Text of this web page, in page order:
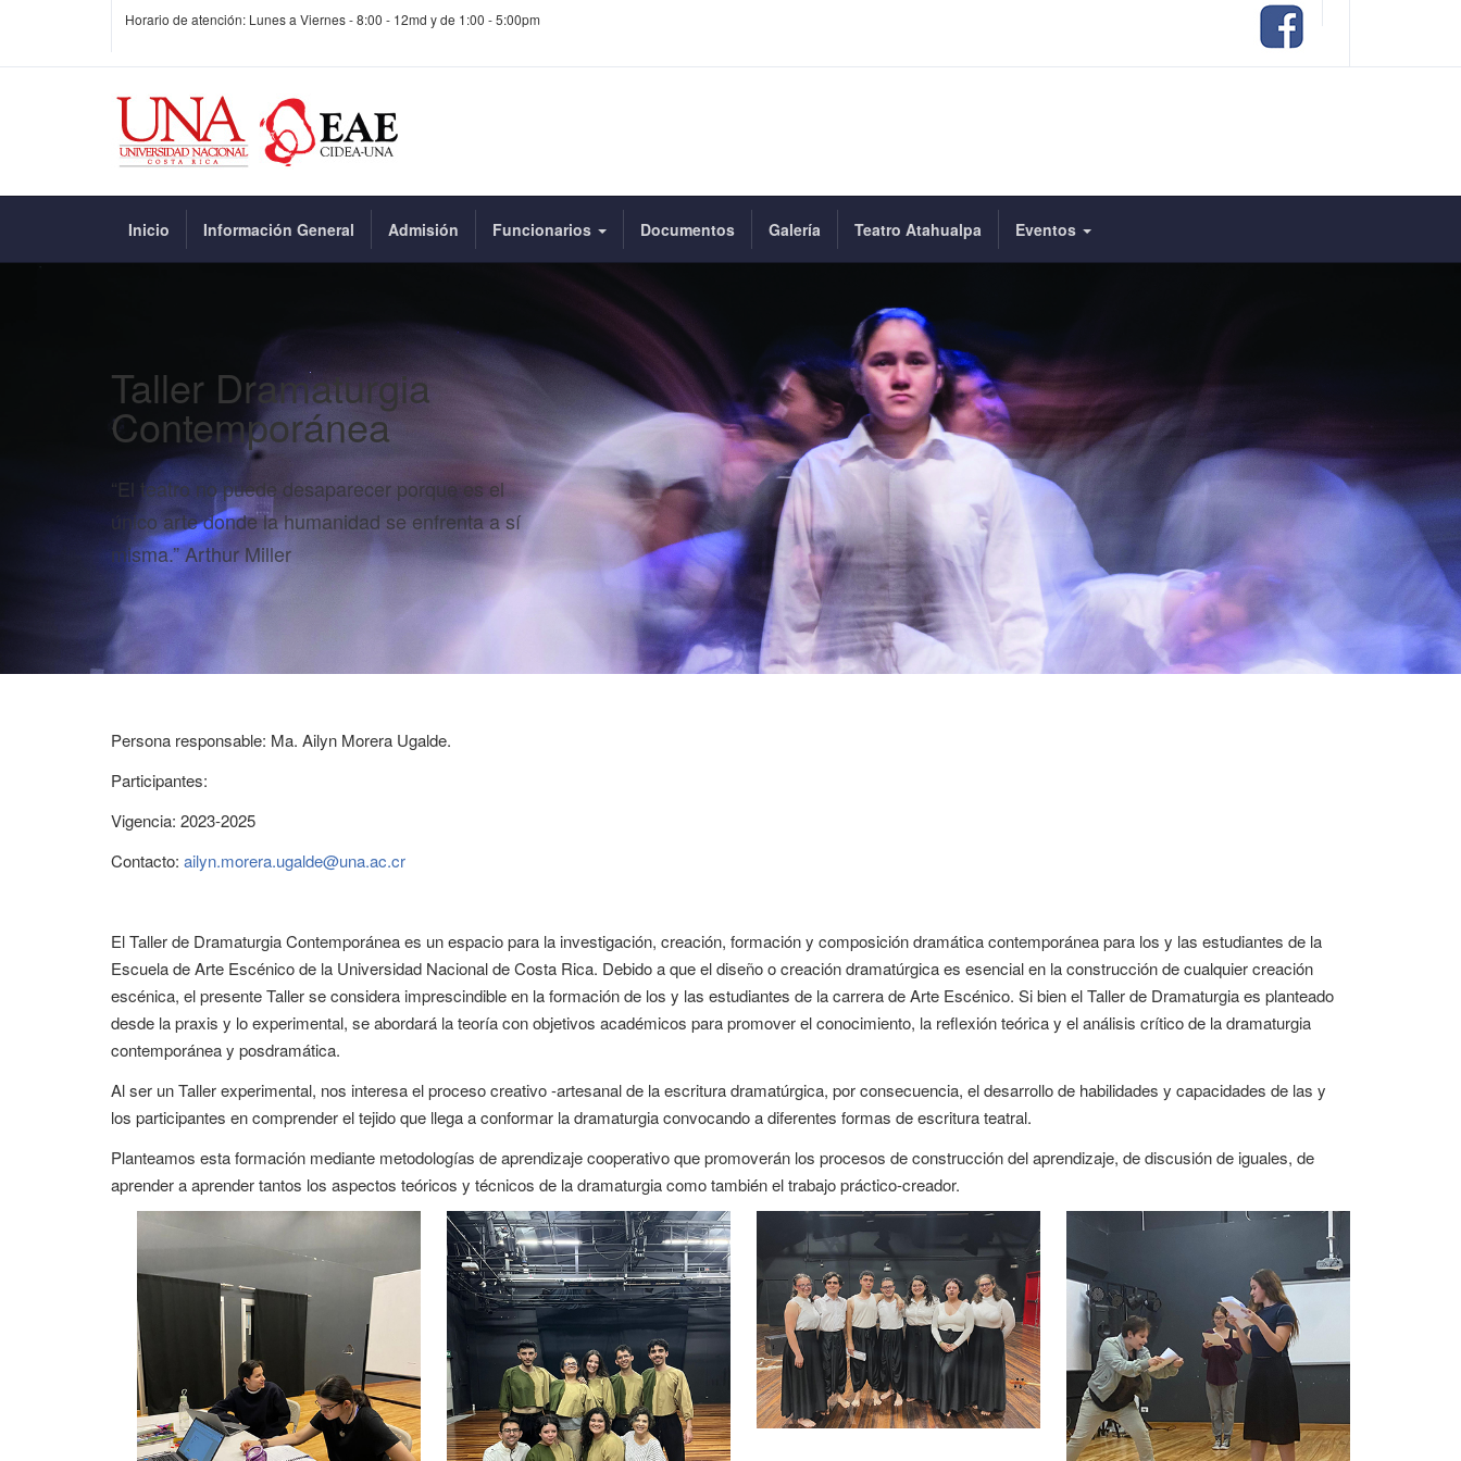
Horario de atención: Lunes a Viernes - 8:00 - 12md y de 1:00 - 5:00pm
Inicio Información General Admisión Funcionarios Documentos Galería Teatro Atahualpa Eventos
Taller Dramaturgia
Contemporánea
“El teatro no puede desaparecer porque es el
único arte donde la humanidad se enfrenta a sí
misma.” Arthur Miller
Persona responsable: Ma. Ailyn Morera Ugalde.
Participantes:
Vigencia: 2023-2025
Contacto: ailyn.morera.ugalde@una.ac.cr
El Taller de Dramaturgia Contemporánea es un espacio para la investigación, creación, formación y composición dramática contemporánea para los y las estudiantes de la
Escuela de Arte Escénico de la Universidad Nacional de Costa Rica. Debido a que el diseño o creación dramatúrgica es esencial en la construcción de cualquier creación
escénica, el presente Taller se considera imprescindible en la formación de los y las estudiantes de la carrera de Arte Escénico. Si bien el Taller de Dramaturgia es planteado
desde la praxis y lo experimental, se abordará la teoría con objetivos académicos para promover el conocimiento, la reflexión teórica y el análisis crítico de la dramaturgia
contemporánea y posdramática.
Al ser un Taller experimental, nos interesa el proceso creativo -artesanal de la escritura dramatúrgica, por consecuencia, el desarrollo de habilidades y capacidades de las y
los participantes en comprender el tejido que llega a conformar la dramaturgia convocando a diferentes formas de escritura teatral.
Planteamos esta formación mediante metodologías de aprendizaje cooperativo que promoverán los procesos de construcción del aprendizaje, de discusión de iguales, de
aprender a aprender tantos los aspectos teóricos y técnicos de la dramaturgia como también el trabajo práctico-creador.